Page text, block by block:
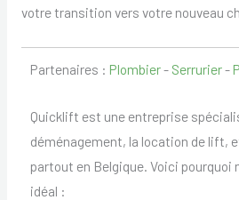
votre transition vers votre nouveau
Partenaires : Plombier- Serrurier-
Quicklift est une entreprise
déménagement, la location de lift,
partout en Belgique. Voici pourquoi
idéal :